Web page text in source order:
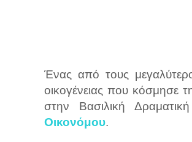
Ένας από τους
οικογένειας που κόσμησε
στην Βασιλική
Οικονόμου.